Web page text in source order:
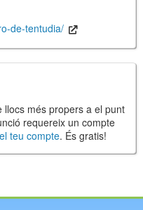
de-tentudia/
llocs més propers a el punt
requereix un compte
teu compte. És gratis!